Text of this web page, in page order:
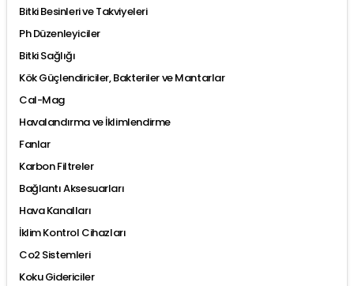
Bitki Besinleri ve Takviyeleri
Ph Düzenleyiciler
Bitki Sağlığı
Kök Güçlendiriciler, Bakteriler ve Mantarlar
Cal-Mag
Havalandırma ve İklimlendirme
Fanlar
Karbon Filtreler
Bağlantı Aksesuarları
Hava Kanalları
İklim Kontrol Cihazları
Co2 Sistemleri
Koku Gidericiler